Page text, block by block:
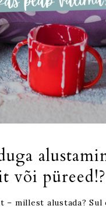
või püreed!?
– millest alustada? Sul